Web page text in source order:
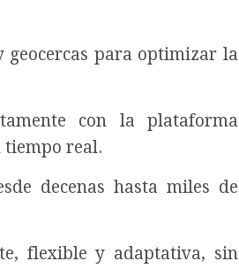
geocercas para optimizar la
con la plataforma
real.
decenas hasta miles de
flexible y adaptativa, sin